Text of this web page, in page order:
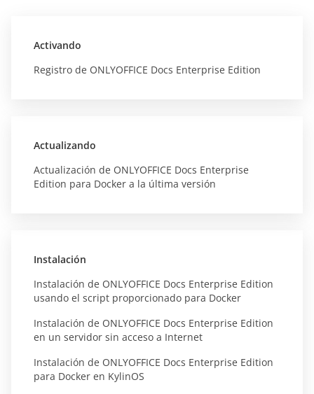
Activando
Registro de ONLYOFFICE Docs Enterprise Edition
Actualizando
Actualización de ONLYOFFICE Docs Enterprise
Edition para Docker a la última versión
Instalación
Instalación de ONLYOFFICE Docs Enterprise Edition
usando el script proporcionado para Docker
Instalación de ONLYOFFICE Docs Enterprise Edition
en un servidor sin acceso a Internet
Instalación de ONLYOFFICE Docs Enterprise Edition
para Docker en KylinOS